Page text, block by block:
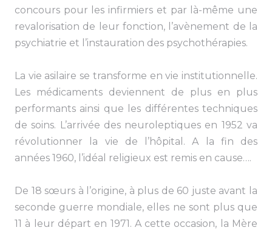
concours pour les infirmiers et par là-même une
revalorisation de leur fonction, l’avènement de la
psychiatrie et l’instauration des psychothérapies.
La vie asilaire se transforme en vie institutionnelle.
Les médicaments deviennent de plus en plus
performants ainsi que les différentes techniques
de soins. L’arrivée des neuroleptiques en 1952 va
révolutionner la vie de l’hôpital. A la fin des
années 1960, l’idéal religieux est remis en cause….
De 18 sœurs à l’origine, à plus de 60 juste avant la
seconde guerre mondiale, elles ne sont plus que
11 à leur départ en 1971. A cette occasion, la Mère